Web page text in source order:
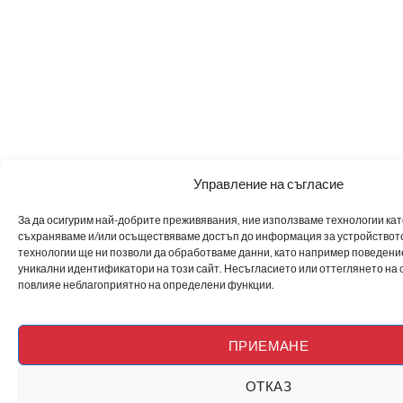
Управление на съгласие
За да осигурим най-добрите преживявания, ние използваме технологии
съхраняваме и/или осъществяваме достъп до информация за
технологии ще ни позволи да обработваме данни, като например
уникални идентификатори на този сайт. Несъгласието или оттеглянето на
повлияе неблагоприятно на определени функции.
ПРИЕМАНЕ
ОТКАЗ